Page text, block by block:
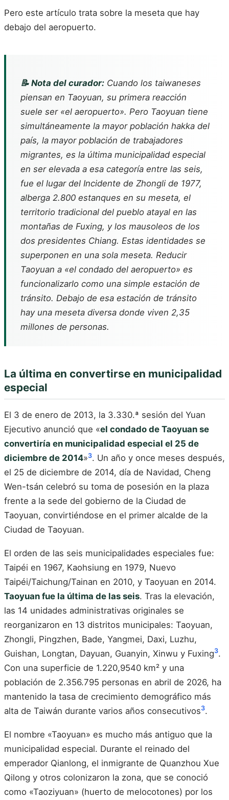
Pero este artículo trata sobre la meseta que hay
debajo del aeropuerto.
📝 Nota del curador: Cuando los taiwaneses
piensan en Taoyuan, su primera reacción
suele ser «el aeropuerto». Pero Taoyuan tiene
simultáneamente la mayor población hakka del
país, la mayor población de trabajadores
migrantes, es la última municipalidad especial
en ser elevada a esa categoría entre las seis,
fue el lugar del Incidente de Zhongli de 1977,
alberga 2.800 estanques en su meseta, el
territorio tradicional del pueblo atayal en las
montañas de Fuxing, y los mausoleos de los
dos presidentes Chiang. Estas identidades se
superponen en una sola meseta. Reducir
Taoyuan a «el condado del aeropuerto» es
funcionalizarlo como una simple estación de
tránsito. Debajo de esa estación de tránsito
hay una meseta diversa donde viven 2,35
millones de personas.
La última en convertirse en municipalidad
especial
El 3 de enero de 2013, la 3.330.ª sesión del Yuan
Ejecutivo anunció que «el condado de Taoyuan se
convertiría en municipalidad especial el 25 de
diciembre de 2014»3. Un año y once meses después,
el 25 de diciembre de 2014, día de Navidad, Cheng
Wen-tsán celebró su toma de posesión en la plaza
frente a la sede del gobierno de la Ciudad de
Taoyuan, convirtiéndose en el primer alcalde de la
Ciudad de Taoyuan.
El orden de las seis municipalidades especiales fue:
Taipéi en 1967, Kaohsiung en 1979, Nuevo
Taipéi/Taichung/Tainan en 2010, y Taoyuan en 2014.
Taoyuan fue la última de las seis. Tras la elevación,
las 14 unidades administrativas originales se
reorganizaron en 13 distritos municipales: Taoyuan,
Zhongli, Pingzhen, Bade, Yangmei, Daxi, Luzhu,
Guishan, Longtan, Dayuan, Guanyin, Xinwu y Fuxing3.
Con una superficie de 1.220,9540 km² y una
población de 2.356.795 personas en abril de 2026, ha
mantenido la tasa de crecimiento demográfico más
alta de Taiwán durante varios años consecutivos3.
El nombre «Taoyuan» es mucho más antiguo que la
municipalidad especial. Durante el reinado del
emperador Qianlong, el inmigrante de Quanzhou Xue
Qilong y otros colonizaron la zona, que se conoció
como «Taoziyuan» (huerto de melocotones) por los